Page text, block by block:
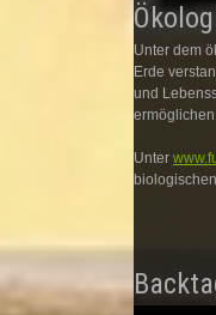
Unter dem
Erde
und
Unter